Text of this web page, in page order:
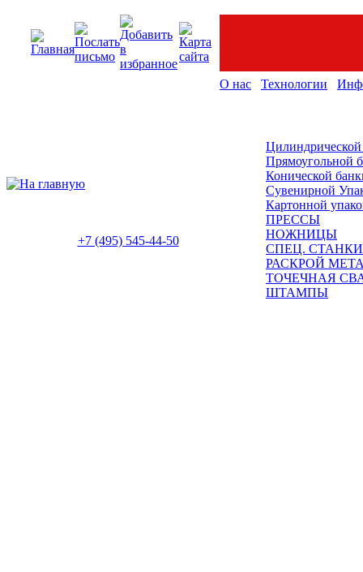
О нас Технологии
+7 (495) 545-44-50
Прямоугольной
Конической
Сувенирной
Картонной
ПРЕССЫ
НОЖНИЦЫ
СПЕЦ. СТАНКИ
РАСКРОЙ
ТОЧЕЧНАЯ
ШТАМПЫ